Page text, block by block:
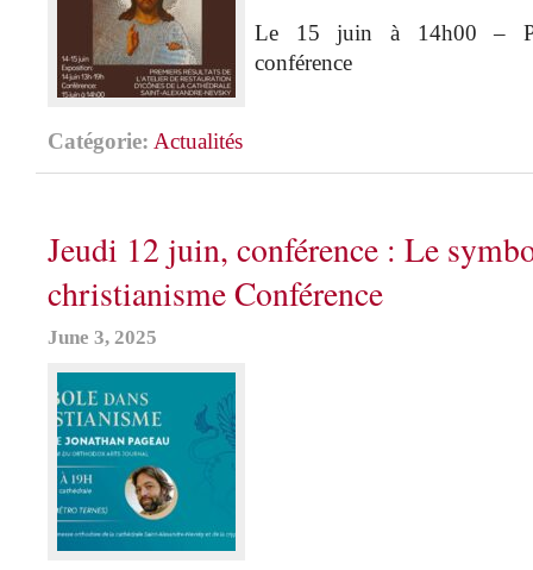
Le 15 juin à 14h00 –
conférence
Catégorie: Actualités
Jeudi 12 juin, conférence : Le
christianisme Conférence
June 3, 2025